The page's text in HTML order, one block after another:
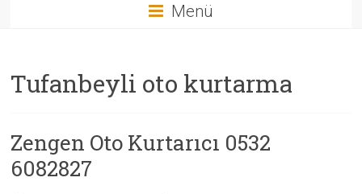
Menü
Tufanbeyli oto kurtarma
Zengen Oto Kurtarıcı 0532
6082827